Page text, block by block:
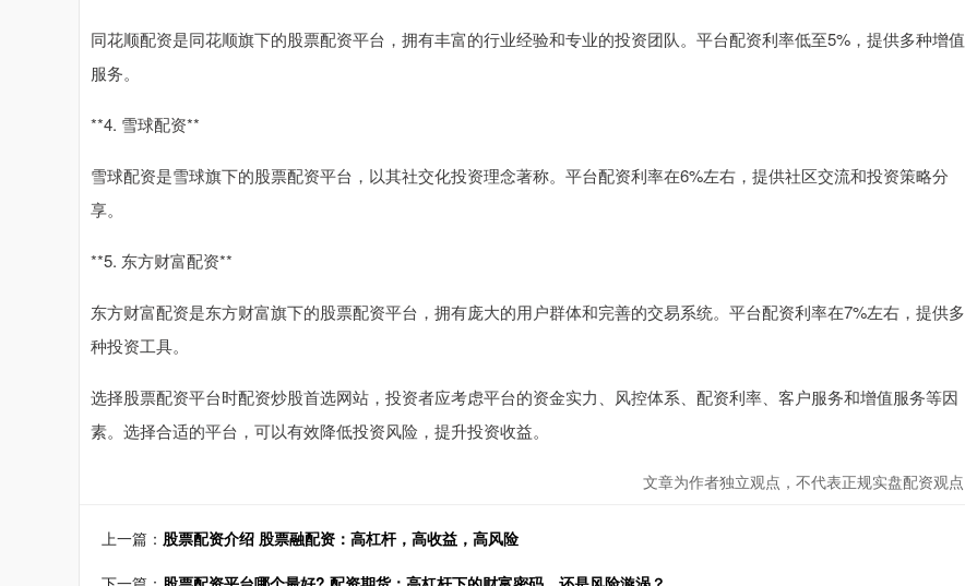
同花顺配资是同花顺旗下的股票配资平台，拥有丰富的行业经验和专业的投资团队。平台配资利率低至5%，提供多种增值
服务。
**4. 雪球配资**
雪球配资是雪球旗下的股票配资平台，以其社交化投资理念著称。平台配资利率在6%左右，提供社区交流和投资策略分
享。
**5. 东方财富配资**
东方财富配资是东方财富旗下的股票配资平台，拥有庞大的用户群体和完善的交易系统。平台配资利率在7%左右，提供多
种投资工具。
选择股票配资平台时配资炒股首选网站，投资者应考虑平台的资金实力、风控体系、配资利率、客户服务和增值服务等因
素。选择合适的平台，可以有效降低投资风险，提升投资收益。
文章为作者独立观点，不代表正规实盘配资观点
上一篇： 股票配资介绍 股票融配资：高杠杆，高收益，高风险